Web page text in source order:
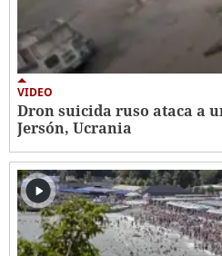
VIDEO
Dron suicida ruso ataca a
Jersón, Ucrania